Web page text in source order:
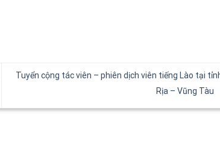
Tuyển cộng tác viên – phiên dịch viên tiếng Lào tại
Rịa – Vũng Tàu